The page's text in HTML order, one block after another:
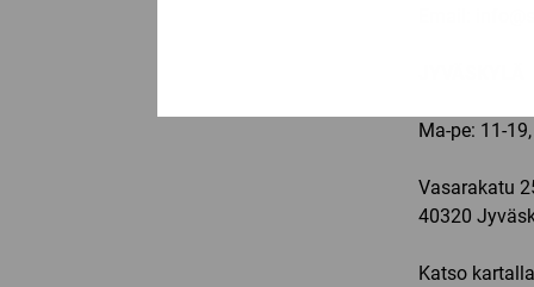
Ma-pe: 11-
Vasarakatu
40320
Katso kartalla